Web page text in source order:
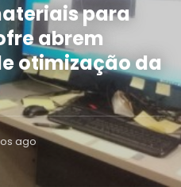
para
abrem
otimização da
ago